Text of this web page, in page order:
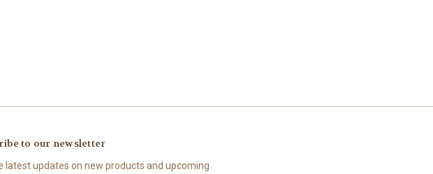
to our newsletter
latest updates on new products and upcoming